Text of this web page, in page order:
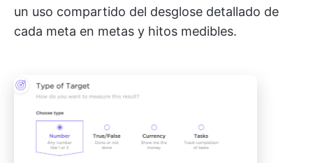
un uso compartido del desglose detallado de
cada meta en metas y hitos medibles.